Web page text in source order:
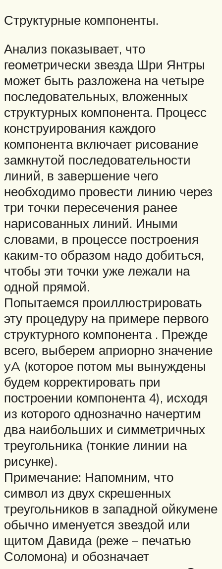
Структурные компоненты.
Анализ показывает, что
геометрически звезда Шри Янтры
может быть разложена на четыре
последовательных, вложенных
структурных компонента. Процесс
конструирования каждого
компонента включает рисование
замкнутой последовательности
линий, в завершение чего
необходимо провести линию через
три точки пересечения ранее
нарисованных линий. Иными
словами, в процессе построения
каким-то образом надо добиться,
чтобы эти точки уже лежали на
одной прямой.
Попытаемся проиллюстрировать
эту процедуру на примере первого
структурного компонента . Прежде
всего, выберем априорно значение
yA (которое потом мы вынуждены
будем корректировать при
построении компонента 4), исходя
из которого однозначно начертим
два наибольших и симметричных
треугольника (тонкие линии на
рисунке).
Примечание: Напомним, что
символ из двух скрешенных
треугольников в западной ойкумене
обычно именуется звездой или
щитом Давида (реже – печатью
Соломона) и обозначает